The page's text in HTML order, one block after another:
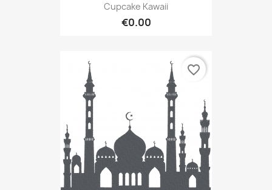
Cupcake Kawaii
€0.00
favorite_border